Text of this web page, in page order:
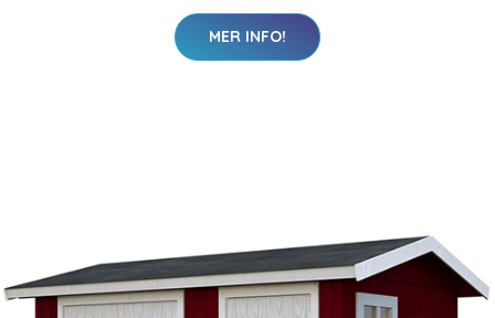
MER INFO!